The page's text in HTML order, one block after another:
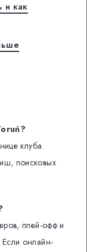
и как
клуба.
поисковых
плей-офф и
онлайн-